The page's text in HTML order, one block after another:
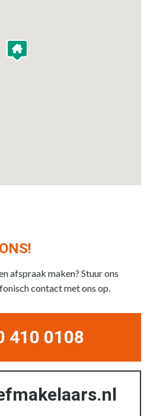
afspraak maken? Stuur ons
contact met ons op.
410 0108